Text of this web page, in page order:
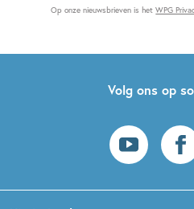
Op onze nieuwsbrieven is hetWPG
Volg ons op